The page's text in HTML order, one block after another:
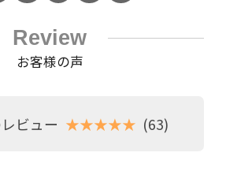
Review
お客様の声
ビュー ★★★★★ (63)